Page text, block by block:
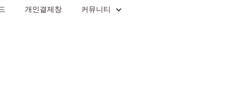
개인결제창 커뮤니티